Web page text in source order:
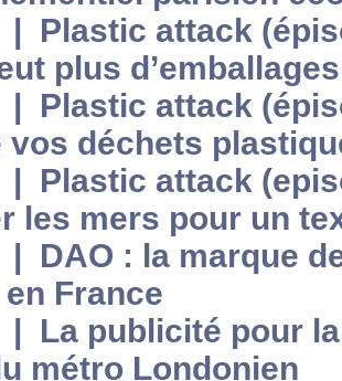
| Plastic attack
plus
| Plastic attack
vos déchets
| Plastic attack
les mers pour un
| DAO : la marque
France
| La publicité pour
métro Londonien